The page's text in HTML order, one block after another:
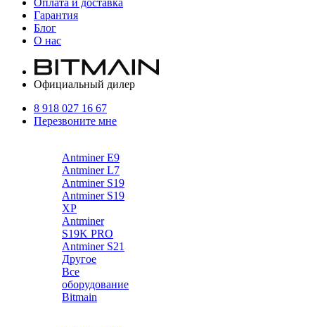
Оплата и доставка
Гарантия
Блог
О нас
Официальный дилер
8 918 027 16 67
Перезвоните мне
Antminer E9
Antminer L7
Antminer S19
Antminer S19
XP
Antminer
S19K PRO
Antminer S21
Другое
Все
оборудование
Bitmain